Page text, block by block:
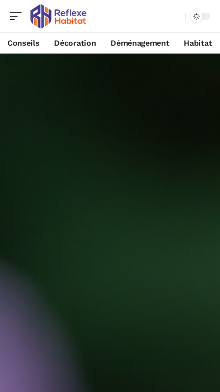
Conseils Décoration Déménagement Habitat